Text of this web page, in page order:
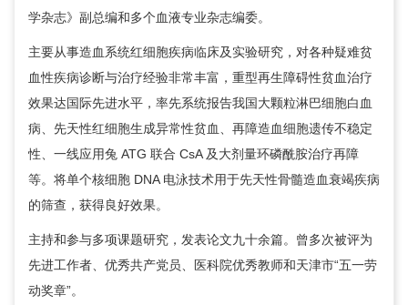
学杂志》副总编和多个血液专业杂志编委。
主要从事造血系统红细胞疾病临床及实验研究，对各种疑难贫
血性疾病诊断与治疗经验非常丰富，重型再生障碍性贫血治疗
效果达国际先进水平，率先系统报告我国大颗粒淋巴细胞白血
病、先天性红细胞生成异常性贫血、再障造血细胞遗传不稳定
性、一线应用兔 ATG 联合 CsA 及大剂量环磷酰胺治疗再障
等。将单个核细胞 DNA 电泳技术用于先天性骨髓造血衰竭疾病
的筛查，获得良好效果。
主持和参与多项课题研究，发表论文九十余篇。曾多次被评为
先进工作者、优秀共产党员、医科院优秀教师和天津市“五一劳
动奖章”。